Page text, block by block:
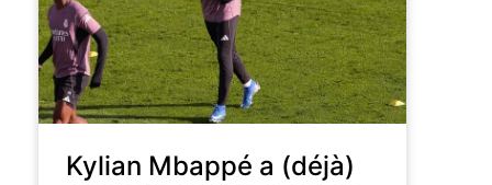
Kylian Mbappé a (déjà)